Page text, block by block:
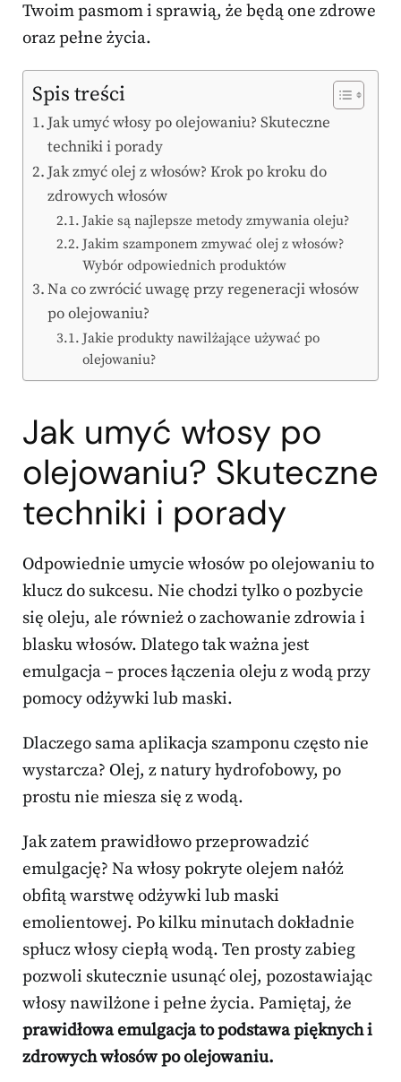
Twoim pasmom i sprawią, że będą one zdrowe
oraz pełne życia.
Spis treści
Jak umyć włosy po olejowaniu? Skuteczne
techniki i porady
Jak zmyć olej z włosów? Krok po kroku do
zdrowych włosów
Jakie są najlepsze metody zmywania oleju?
Jakim szamponem zmywać olej z włosów?
Wybór odpowiednich produktów
Na co zwrócić uwagę przy regeneracji włosów
po olejowaniu?
Jakie produkty nawilżające używać po
olejowaniu?
Jak umyć włosy po
olejowaniu? Skuteczne
techniki i porady
Odpowiednie umycie włosów po olejowaniu to
klucz do sukcesu. Nie chodzi tylko o pozbycie
się oleju, ale również o zachowanie zdrowia i
blasku włosów. Dlatego tak ważna jest
emulgacja – proces łączenia oleju z wodą przy
pomocy odżywki lub maski.
Dlaczego sama aplikacja szamponu często nie
wystarcza? Olej, z natury hydrofobowy, po
prostu nie miesza się z wodą.
Jak zatem prawidłowo przeprowadzić
emulgację? Na włosy pokryte olejem nałóż
obfitą warstwę odżywki lub maski
emolientowej. Po kilku minutach dokładnie
spłucz włosy ciepłą wodą. Ten prosty zabieg
pozwoli skutecznie usunąć olej, pozostawiając
włosy nawilżone i pełne życia. Pamiętaj, że
prawidłowa emulgacja to podstawa pięknych i
zdrowych włosów po olejowaniu.